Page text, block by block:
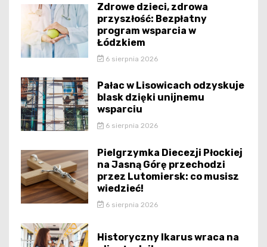
Zdrowe dzieci, zdrowa
przyszłość: Bezpłatny
program wsparcia w
Łódzkiem
6 sierpnia 2026
Pałac w Lisowicach odzyskuje
blask dzięki unijnemu
wsparciu
6 sierpnia 2026
Pielgrzymka Diecezji Płockiej
na Jasną Górę przechodzi
przez Lutomiersk: co musisz
wiedzieć!
6 sierpnia 2026
Historyczny Ikarus wraca na